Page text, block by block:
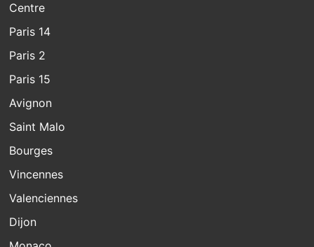
Centre
Paris 14
Paris 2
Paris 15
Avignon
Saint Malo
Bourges
Vincennes
Valenciennes
Dijon